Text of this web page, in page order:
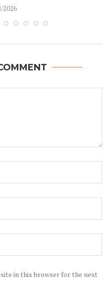
2026
in this browser for the next